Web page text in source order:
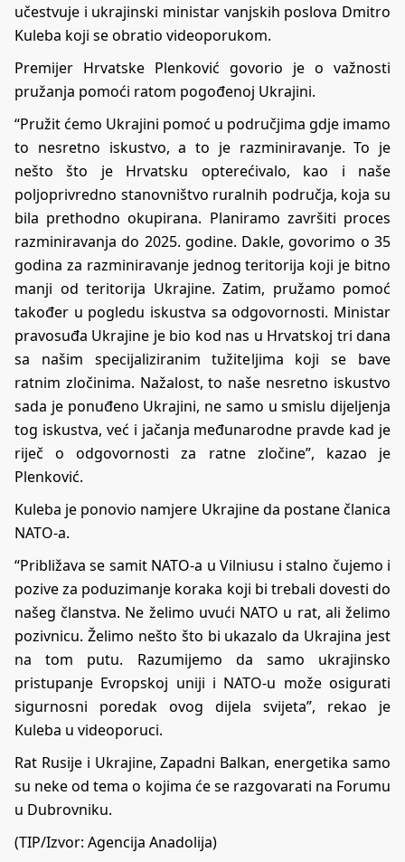
učestvuje i ukrajinski ministar vanjskih poslova Dmitro
Kuleba koji se obratio videoporukom.
Premijer Hrvatske Plenković govorio je o važnosti
pružanja pomoći ratom pogođenoj Ukrajini.
“Pružit ćemo Ukrajini pomoć u područjima gdje imamo
to nesretno iskustvo, a to je razminiravanje. To je
nešto što je Hrvatsku opterećivalo, kao i naše
poljoprivredno stanovništvo ruralnih područja, koja su
bila prethodno okupirana. Planiramo završiti proces
razminiravanja do 2025. godine. Dakle, govorimo o 35
godina za razminiravanje jednog teritorija koji je bitno
manji od teritorija Ukrajine. Zatim, pružamo pomoć
također u pogledu iskustva sa odgovornosti. Ministar
pravosuđa Ukrajine je bio kod nas u Hrvatskoj tri dana
sa našim specijaliziranim tužiteljima koji se bave
ratnim zločinima. Nažalost, to naše nesretno iskustvo
sada je ponuđeno Ukrajini, ne samo u smislu dijeljenja
tog iskustva, već i jačanja međunarodne pravde kad je
riječ o odgovornosti za ratne zločine”, kazao je
Plenković.
Kuleba je ponovio namjere Ukrajine da postane članica
NATO-a.
“Približava se samit NATO-a u Vilniusu i stalno čujemo i
pozive za poduzimanje koraka koji bi trebali dovesti do
našeg članstva. Ne želimo uvući NATO u rat, ali želimo
pozivnicu. Želimo nešto što bi ukazalo da Ukrajina jest
na tom putu. Razumijemo da samo ukrajinsko
pristupanje Evropskoj uniji i NATO-u može osigurati
sigurnosni poredak ovog dijela svijeta”, rekao je
Kuleba u videoporuci.
Rat Rusije i Ukrajine, Zapadni Balkan, energetika samo
su neke od tema o kojima će se razgovarati na Forumu
u Dubrovniku.
(TIP/Izvor: Agencija Anadolija)